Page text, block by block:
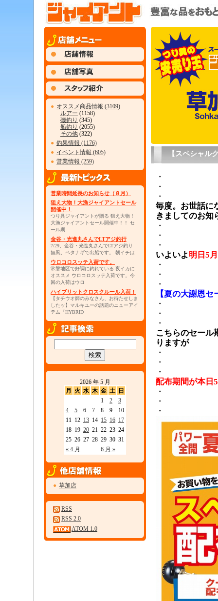
● オススメ商品情報 (3109)
ルアー (1158)
磯釣り (345)
船釣り (2055)
その他 (322)
● 釣果情報 (1176)
● イベント情報 (605)
● 営業情報 (259)
営業時間延長のお知らせ（８月）
狙え大物！大漁ジャイアントセール
開催中！
つり具ジャイアントが贈る 狙え大物！
大漁ジャイアントセール開催中！！ セ
ール期
金谷・光進丸さんでLTアジ釣行
7/29、金谷・光進丸さんでLTアジ釣り
無風、ベタナギで出船です。 朝イチは
ウロコロスッテ入荷です。
常磐地区で好調に釣れている 夜イカに
オススメ ウロコロスッテ入荷です。今
回の入荷はウロ
ハイブリットクロスクルール入荷！
【タチウオ師のみなさん、お待たせしま
したッ】マルキユーの話題のニューアイ
テム『HYBRID
2026 年 5 月
月
火 水 木 金 土 日
« 4 月 6 月 »
1 2
3
4
5 6 7 8 9
10
11 12 13 14 15 16 17
18 19 20 21 22 23 24
25 26 27 28 29 30 31
● 草加店
RSS
RSS 2.0
ATOM 1.0
【スペシャル
・
・
・
毎度。お世話に
きましてのお知
・
・
・
いよいよ明日5
・
・
・
【夏の大謝恩セ
・
・
・
こちらのセール
りますが
・
・
・
配布期間が本日
・
・
・